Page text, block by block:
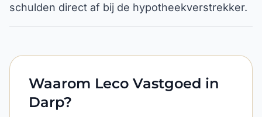
schulden direct af bij de hypotheekverstrekker.
Waarom Leco Vastgoed in
Darp?